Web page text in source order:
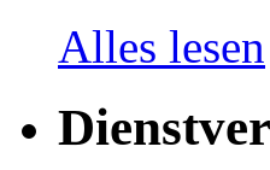
Alles lesen